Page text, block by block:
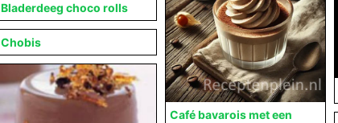
Bladerdeeg choco rolls
Café bavarois met een
Chobis